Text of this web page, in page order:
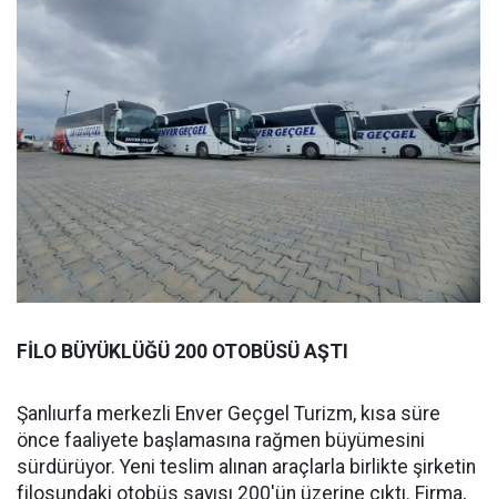
FİLO BÜYÜKLÜĞÜ 200 OTOBÜSÜ AŞTI
Şanlıurfa merkezli Enver Geçgel Turizm, kısa süre
önce faaliyete başlamasına rağmen büyümesini
sürdürüyor. Yeni teslim alınan araçlarla birlikte şirketin
filosundaki otobüs sayısı 200'ün üzerine çıktı. Firma,